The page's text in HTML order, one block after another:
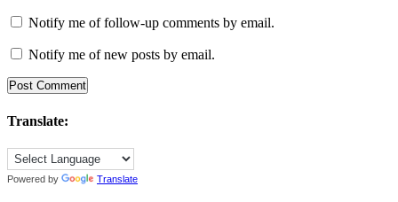
Notify me of follow-up comments by email.
Notify me of new posts by email.
Translate:
Powered by Translate